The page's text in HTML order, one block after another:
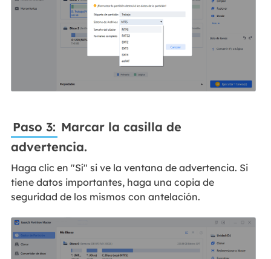
Paso 3: Marcar la casilla de
advertencia.
Haga clic en "Sí" si ve la ventana de advertencia. Si
tiene datos importantes, haga una copia de
seguridad de los mismos con antelación.